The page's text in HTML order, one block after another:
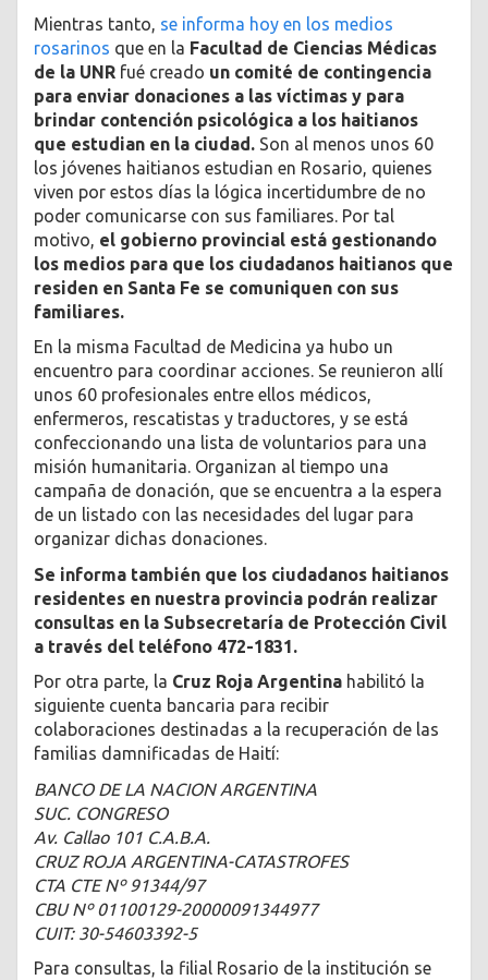
Mientras tanto, se informa hoy en los medios
rosarinos que en la Facultad de Ciencias Médicas
de la UNR fué creado un comité de contingencia
para enviar donaciones a las víctimas y para
brindar contención psicológica a los haitianos
que estudian en la ciudad. Son al menos unos 60
los jóvenes haitianos estudian en Rosario, quienes
viven por estos días la lógica incertidumbre de no
poder comunicarse con sus familiares. Por tal
motivo, el gobierno provincial está gestionando
los medios para que los ciudadanos haitianos que
residen en Santa Fe se comuniquen con sus
familiares.
En la misma Facultad de Medicina ya hubo un
encuentro para coordinar acciones. Se reunieron allí
unos 60 profesionales entre ellos médicos,
enfermeros, rescatistas y traductores, y se está
confeccionando una lista de voluntarios para una
misión humanitaria. Organizan al tiempo una
campaña de donación, que se encuentra a la espera
de un listado con las necesidades del lugar para
organizar dichas donaciones.
Se informa también que los ciudadanos haitianos
residentes en nuestra provincia podrán realizar
consultas en la Subsecretaría de Protección Civil
a través del teléfono 472-1831.
Por otra parte, la Cruz Roja Argentina habilitó la
siguiente cuenta bancaria para recibir
colaboraciones destinadas a la recuperación de las
familias damnificadas de Haití:
BANCO DE LA NACION ARGENTINA
SUC. CONGRESO
Av. Callao 101 C.A.B.A.
CRUZ ROJA ARGENTINA-CATASTROFES
CTA CTE Nº 91344/97
CBU Nº 01100129-20000091344977
CUIT: 30-54603392-5
Para consultas, la filial Rosario de la institución se